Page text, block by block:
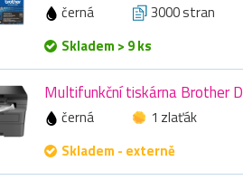
černá 3000 stran
Skladem > 9 ks
Multifunkční tiskárna Brother
černá
1 zlaťák
Skladem - externě